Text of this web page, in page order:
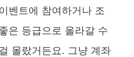
벤트에 참여하거나 조
은 등급으로 올라갈 수
몰랐거든요. 그냥 계좌